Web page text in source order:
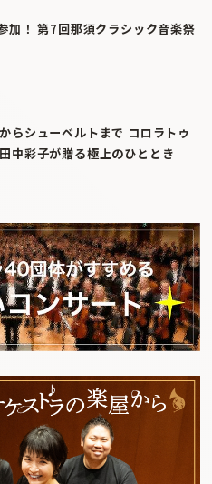
加！ 第7回那須クラシック音楽祭
らシューベルトまで コロラトゥ
中彩子が贈る極上のひととき